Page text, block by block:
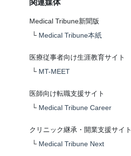
関連媒体
Medical Tribune新聞版
└ Medical Tribune本紙
医療従事者向け生涯教育サイト
└ MT-MEET
医師向け転職支援サイト
└ Medical Tribune Career
クリニック継承・開業支援サイト
└ Medical Tribune Next